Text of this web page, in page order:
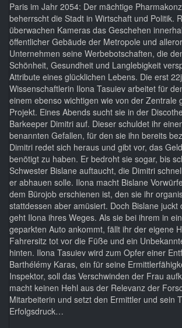
Paris im Jahr 2054: Der mächtige
beherrscht die Stadt in Wirtschaft und Politik.
überwachen Kameras das Geschehen
öffentlicher Gebäude der Metropole und
Unternehmen seine Werbebotschaften, die
Schönheit, Gesundheit und Langlebigkeit
Attribute eines glücklichen Lebens. Die erst
Wissenschaftlerin Ilona Tasuiev arbeitet für
einem ebenso wichtigen wie von der Zentrale
Projekt. Eines Abends sucht sie in der
Barkeeper Dimitri auf. Dieser schuldet ihr
benannten Gefallen, für den sie ihn bereits
Dimitri redet sich heraus und gibt vor, das
benötigt zu haben. Er bedroht sie sogar, bis
Schwester Bislane auftaucht, die Dimitri
er abhauen solle. Ilona macht Bislane
dem Bürojob erschienen ist, den sie ihr
stattdessen aber amüsiert. Doch Bislane juckt
geht Ilona ihres Weges. Als sie bei ihrem in
geparkten Auto ankommt, fällt ihr der eigene
Fahrersitz tot vor die Füße und ein
hinten. Ilona Tasuiev wird zum Opfer einer
Barthélémy Karas, ein für seine
Inspektor, soll das Verschwinden der Frau
macht keinen Hehl aus der Relevanz der
Mitarbeiterin und setzt den Ermittler und sein
Erfolgsdruck…